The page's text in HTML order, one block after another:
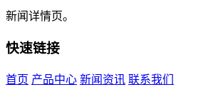
新闻详情页。
快速链接
首页 产品中心 新闻资讯 联系我们